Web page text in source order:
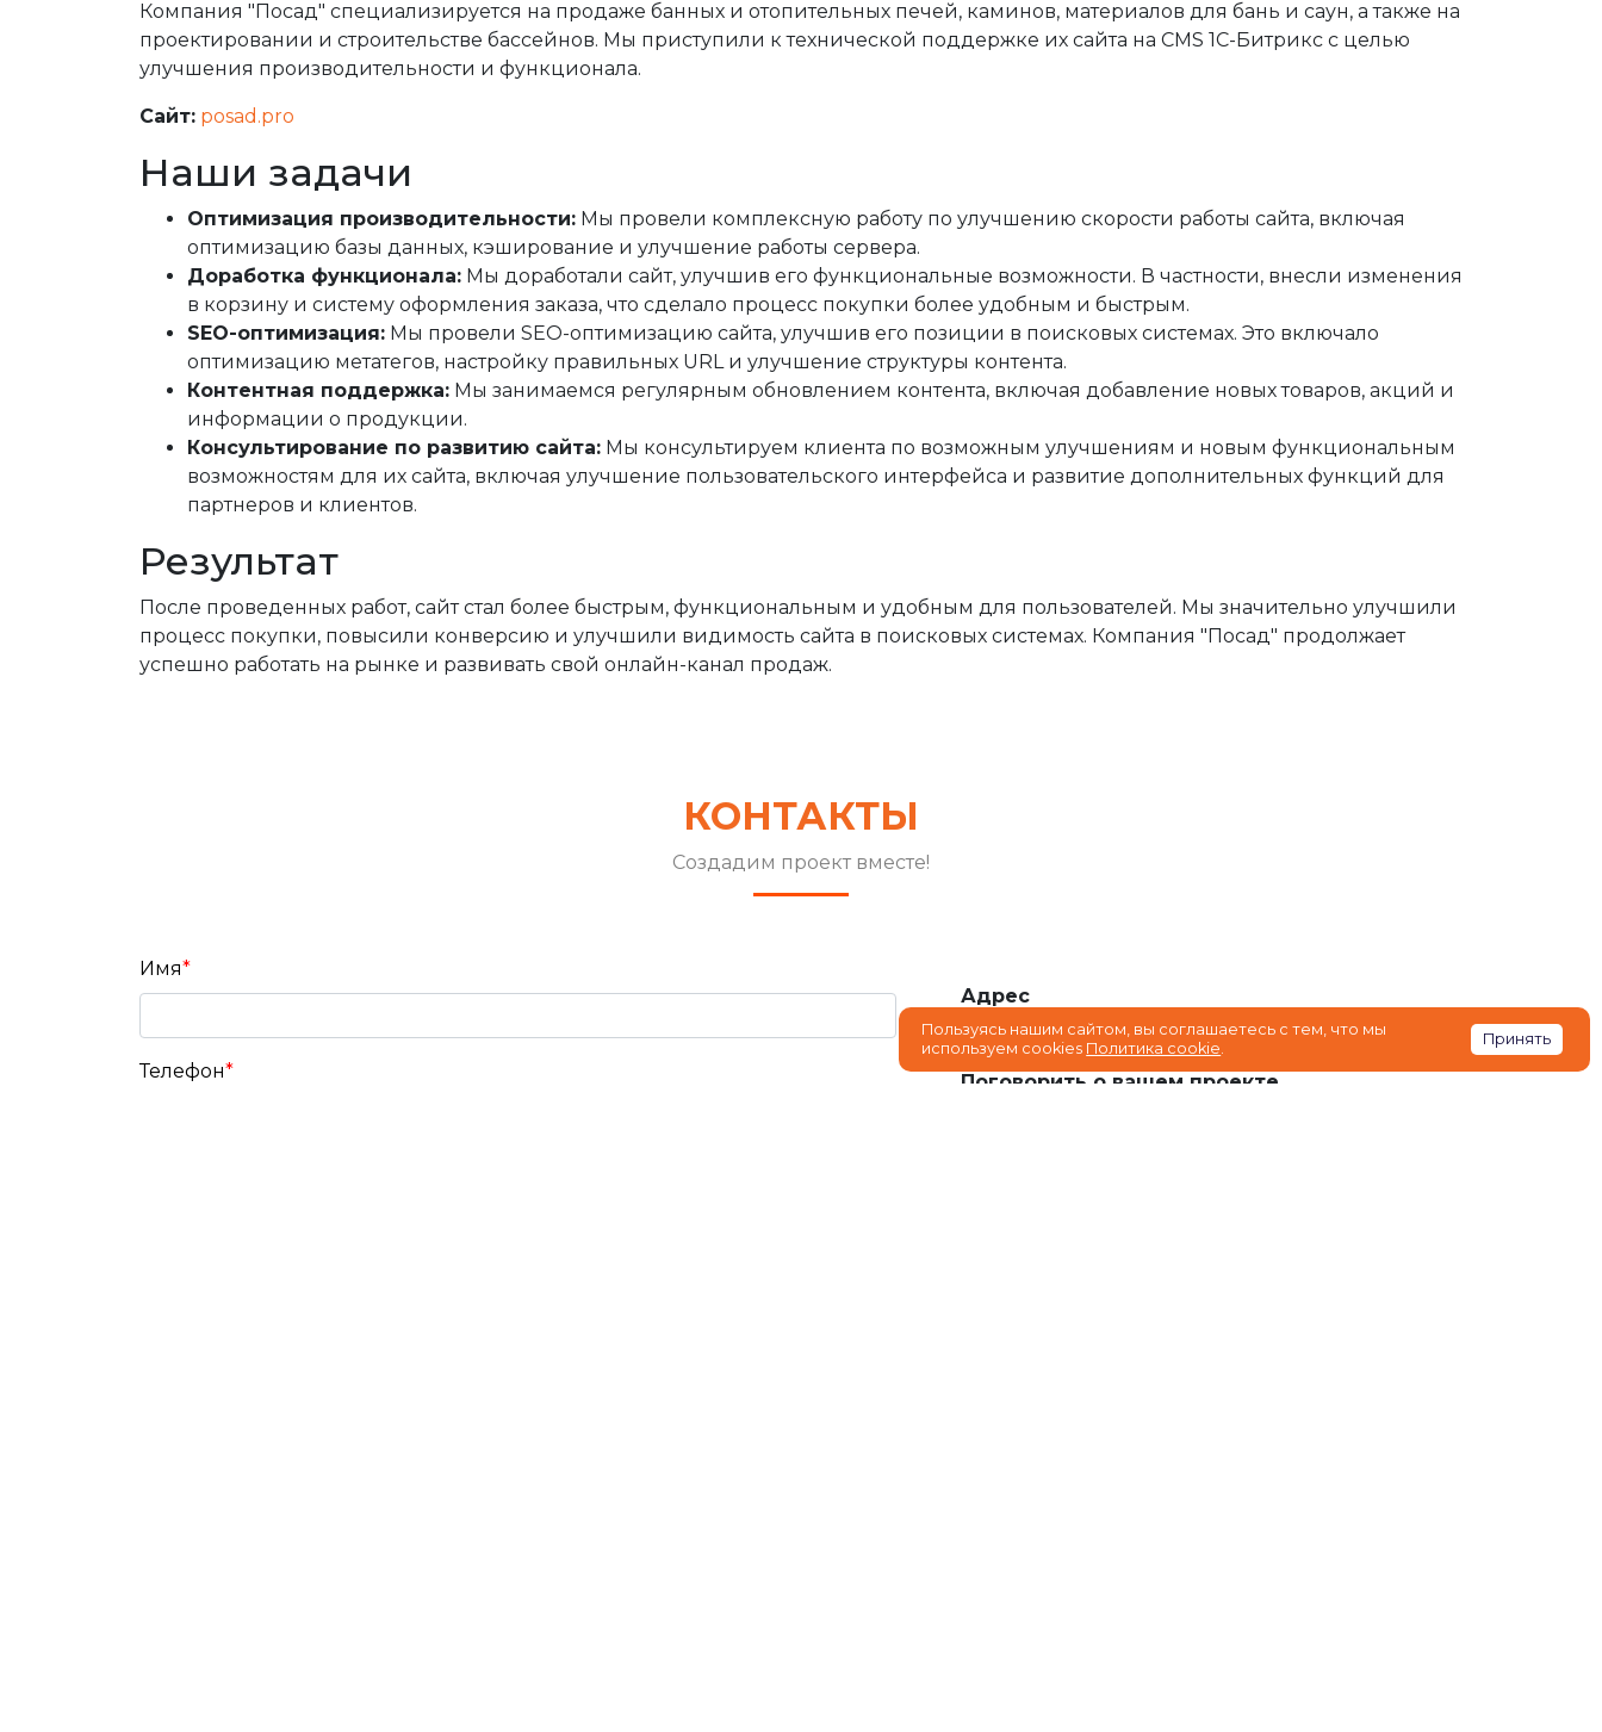
Компания "Посад" специализируется на продаже банных и отопительных печей, каминов, материалов для бань и саун, а также на
проектировании и строительстве бассейнов. Мы приступили к технической поддержке их сайта на CMS 1С-Битрикс с целью
улучшения производительности и функционала.
Сайт: posad.pro
Наши задачи
Оптимизация производительности: Мы провели комплексную работу по улучшению скорости работы сайта, включая
оптимизацию базы данных, кэширование и улучшение работы сервера.
Доработка функционала: Мы доработали сайт, улучшив его функциональные возможности. В частности, внесли изменения
в корзину и систему оформления заказа, что сделало процесс покупки более удобным и быстрым.
SEO-оптимизация: Мы провели SEO-оптимизацию сайта, улучшив его позиции в поисковых системах. Это включало
оптимизацию метатегов, настройку правильных URL и улучшение структуры контента.
Контентная поддержка: Мы занимаемся регулярным обновлением контента, включая добавление новых товаров, акций и
информации о продукции.
Консультирование по развитию сайта: Мы консультируем клиента по возможным улучшениям и новым функциональным
возможностям для их сайта, включая улучшение пользовательского интерфейса и развитие дополнительных функций для
партнеров и клиентов.
Результат
После проведенных работ, сайт стал более быстрым, функциональным и удобным для пользователей. Мы значительно улучшили
процесс покупки, повысили конверсию и улучшили видимость сайта в поисковых системах. Компания "Посад" продолжает
успешно работать на рынке и развивать свой онлайн-канал продаж.
КОНТАКТЫ
Создадим проект вместе!
Имя*
Телефон*
Адрес
Краснодар, ул. Северная, 365
Поговорить о вашем проекте
Пользуясь нашим сайтом, вы соглашаетесь с тем, что мы
используем cookies Политика cookie
Принять